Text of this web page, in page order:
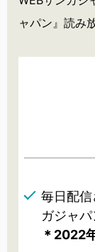
ャパン』読み
毎日配
ガジャ
＊2022